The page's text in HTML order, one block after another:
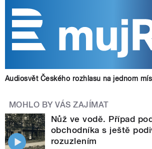
Audiosvět Českého rozhlasu na jednom
MOHLO BY VÁS ZAJÍMAT
Nůž ve vodě. Případ
obchodníka s ještě
rozuzlením